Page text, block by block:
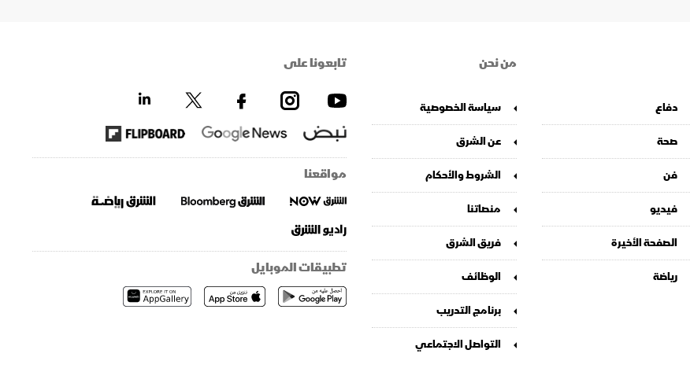
دفاع
صحة
فن
فيديو
الصفحة الأخيرة
رياضة
من نحن
سياسة الخصوصية
عن الشرق
الشروط والأحكام
منصاتنا
فريق الشرق
الوظائف
برنامج التدريب
التواصل الاجتماعي
تابعونا على
مواقعنا
تطبيقات الموبايل